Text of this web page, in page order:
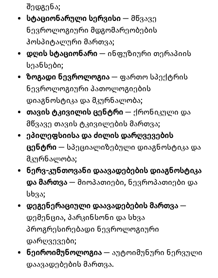
შედგენა;
სტაციონარული სერვისი — მწვავე
ნევროლოგიური მდგომარეობების
ჰოსპიტალური მართვა;
დღის სტაციონარი — ინფუზიური თერაპიის
სეანსები;
ზოგადი ნევროლოგია — ფართო სპექტრის
ნევროლოგიური პათოლოგიების
დიაგნოსტიკა და მკურნალობა;
თავის ტკივილის ცენტრი — ქრონიკული და
მწვავე თავის ტკივილების მართვა;
ეპილეფსიისა და ძილის დარღვევების
ცენტრი — სპეციალიზებული დიაგნოსტიკა და
მკურნალობა;
ნერვ-კუნთოვანი დაავადებების დიაგნოსტიკა
და მართვა — მიოპათიები, ნევროპათიები და
სხვა;
დეგენერაციული დაავადებების მართვა —
დემენცია, პარკინსონი და სხვა
პროგრესირებადი ნევროლოგიური
დარღვევები;
ნეიროიმუნოლოგია — აუტოიმუნური ნერვული
დაავადებების მართვა.